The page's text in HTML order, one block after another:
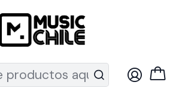
ahora nos puedes encontrar en el MUT
Teclados y Pianos Ofertas
y Pianos Ofertas